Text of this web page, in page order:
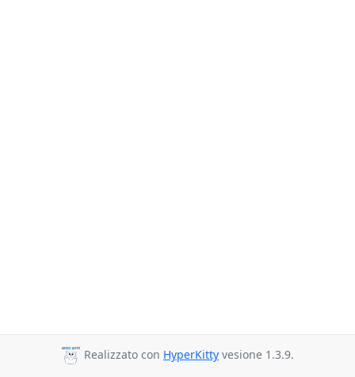
Realizzato con HyperKitty vesione 1.3.9.